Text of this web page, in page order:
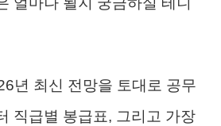
년 최신 전망을 토대로 공무
직급별 봉급표, 그리고 가장